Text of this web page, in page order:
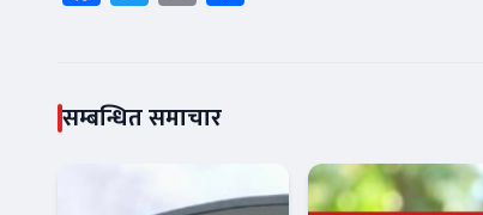
सम्बन्धित समाचार